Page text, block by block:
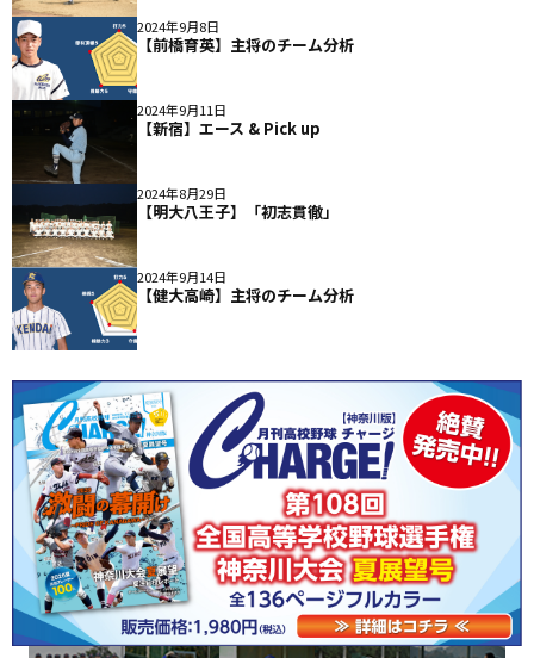
2024年9月8日
【前橋育英】主将のチーム分析
2024年9月11日
【新宿】エース & Pick up
2024年8月29日
【明大八王子】「初志貫徹」
2024年9月14日
【健大高崎】主将のチーム分析